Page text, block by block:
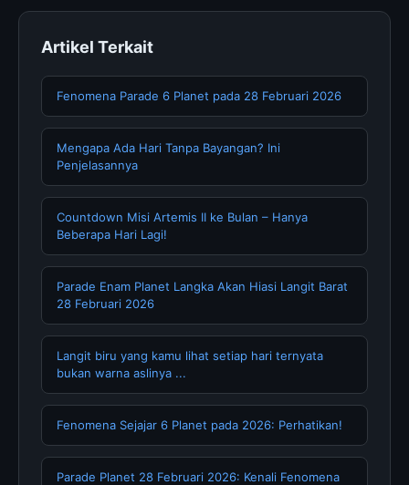
Artikel Terkait
Fenomena Parade 6 Planet pada 28 Februari 2026
Mengapa Ada Hari Tanpa Bayangan? Ini
Penjelasannya
Countdown Misi Artemis II ke Bulan – Hanya
Beberapa Hari Lagi!
Parade Enam Planet Langka Akan Hiasi Langit Barat
28 Februari 2026
Langit biru yang kamu lihat setiap hari ternyata
bukan warna aslinya ...
Fenomena Sejajar 6 Planet pada 2026: Perhatikan!
Parade Planet 28 Februari 2026: Kenali Fenomena